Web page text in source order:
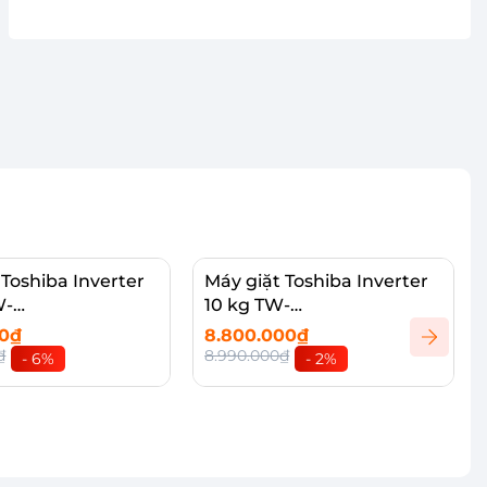
Inverter
- 6%
Máy giặt Toshiba Inverter
10 kg TW-
T21BU110UWV(MG)
8.800.000₫
8.990.000₫ - 2%